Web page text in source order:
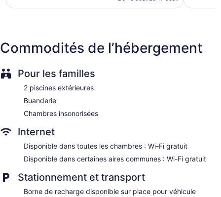
Front desk (24 hours)
Front-desk safe
Wedding services available
Terrace
Garden
Beauty salon
Newspapers in lobby (free)
ATM
Onsite shopping
Bellhop
Elevator
288 $ CA
Commodités de l’hébergement
Pour les familles
2 piscines extérieures
Buanderie
Chambres insonorisées
Internet
Disponible dans toutes les chambres : Wi-Fi gratuit
Disponible dans certaines aires communes : Wi-Fi gratuit
Stationnement et transport
Borne de recharge disponible sur place pour véhicule